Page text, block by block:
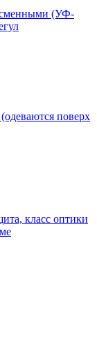
сменными (УФ-
поверх
класс оптики